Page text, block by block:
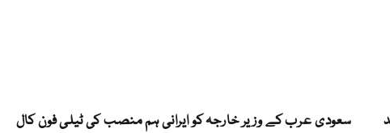
سعودی عرب کے وزیر خارجہ کو ایرانی ہم منصب کی ٹیلی فون کال